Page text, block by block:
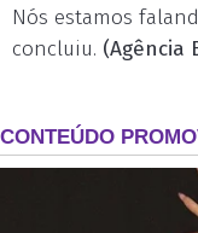
Nós estamos
concluiu. (Agência